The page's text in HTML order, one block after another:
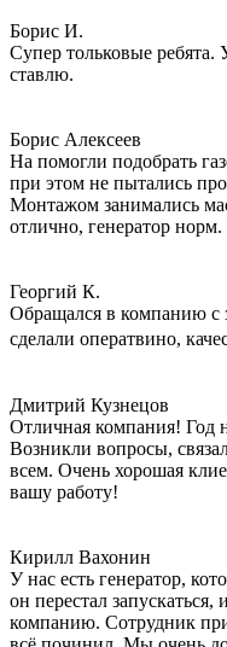
Борис И.
Супер тольковые ребята.
ставлю.
Борис Алексеев
На помогли подобрать
при этом не пытались
Монтажом занимались
отлично, генератор норм.
Георгий К.
Обращался в компанию с
сделали оператвино,
Дмитрий Кузнецов
Отличная компания! Год
Возникли вопросы,
всем. Очень хорошая
вашу работу!
Кирилл Вахонин
У нас есть генератор,
он перестал
компанию. Сотрудник